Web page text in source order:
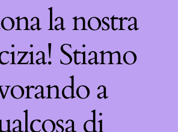
la nostra
Stiamo
a
di